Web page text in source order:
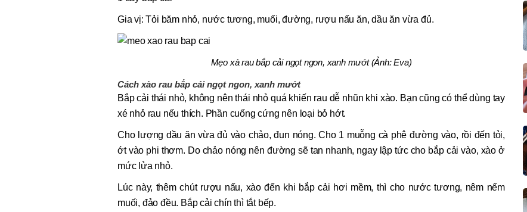
Gia vị: Tỏi băm nhỏ, nước tương, muối, đường, rượu nấu ăn, dầu ăn vừa đủ.
Mẹo xà rau bắp cải ngọt ngon, xanh mướt (Ảnh: Eva)
Cách xào rau bắp cải ngọt ngon, xanh mướt
Bắp cải thái nhỏ, không nên thái nhỏ quá khiến rau dễ nhũn khi xào. Bạn cũng có thể dùng tay
xé nhỏ rau nếu thích. Phần cuống cứng nên loại bỏ hớt.
Cho lượng dầu ăn vừa đủ vào chảo, đun nóng. Cho 1 muỗng cà phê đường vào, rồi đến tỏi,
ớt vào phi thơm. Do chảo nóng nên đường sẽ tan nhanh, ngay lập tức cho bắp cải vào, xào ở
mức lửa nhỏ.
Lúc này, thêm chút rượu nấu, xào đến khi bắp cải hơi mềm, thì cho nước tương, nêm nếm
muối, đảo đều. Bắp cải chín thì tắt bếp.